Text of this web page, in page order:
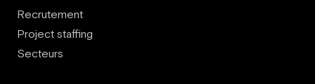
Recrutement
Project staffing
Secteurs